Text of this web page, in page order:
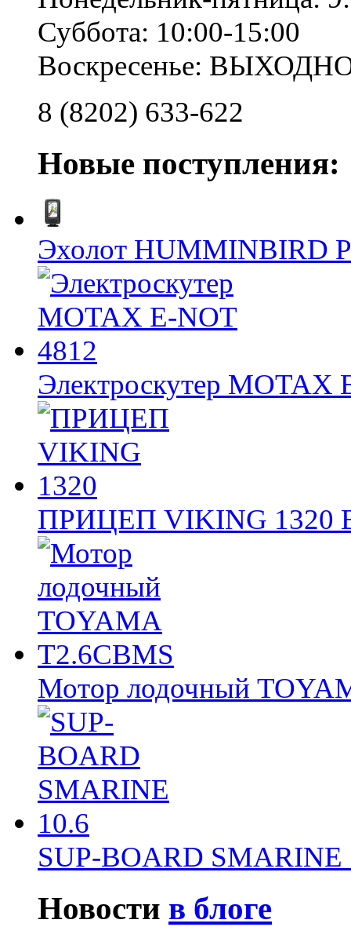
Суббота: 10:00-15:00
Воскресенье:
8 (8202) 633-622
Новые поступления:
Эхолот HUMMINBIRD
Электроскутер
ПРИЦЕП VIKING
Мотор лодочный
SUP-BOARD
Новости в блоге